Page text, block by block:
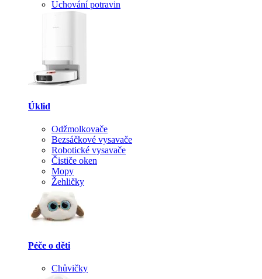
Uchování potravin
Úklid
Odžmolkovače
Bezsáčkové vysavače
Robotické vysavače
Čističe oken
Mopy
Žehličky
Péče o děti
Chůvičky